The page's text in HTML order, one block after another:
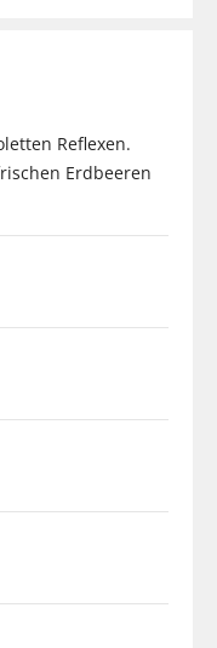
Reflexen.
Erdbeeren